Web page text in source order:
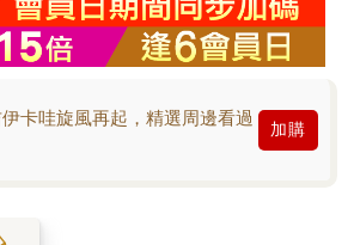
卡哇旋風再起，精選周邊看過
加購